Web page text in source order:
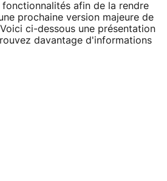
afin de la rendre
prochaine version majeure de
ci-dessous une présentation
davantage d'informations